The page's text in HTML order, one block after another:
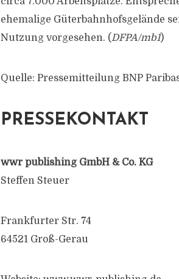
ehemalige Güterbahnhofsgelände
Nutzung vorgesehen. (DFPA/mb1)
Quelle: Pressemitteilung BNP
PRESSEKONTAKT
wwr publishing GmbH & Co. KG
Steffen Steuer
Frankfurter Str. 74
64521 Groß-Gerau